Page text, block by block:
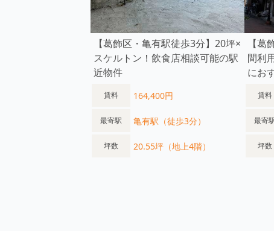
【葛飾区・亀有駅徒歩3分】20坪×
スケルトン！飲食店相談可能の駅
近物件
賃料 164,400円
最寄駅 亀有駅（徒歩3分）
坪数 20.55坪（地上4階）
【
間利
にお
賃料
最寄
坪数